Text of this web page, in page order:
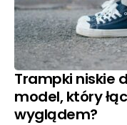
Trampki niskie
model, który
wyglądem?